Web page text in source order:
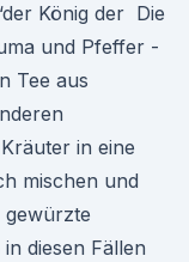
König der Die
und Pfeffer -
Tee aus
in eine
mischen und
gewürzte
diesen Fällen